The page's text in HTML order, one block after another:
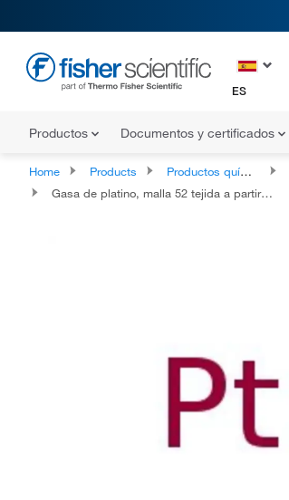
ES
Productos Documentos y certificados
Home Products Productos químicos
Gasa de platino, malla 52 tejida a partir de alambre de 0,1 mm de diámetro, 99,9 % (base metálica), Thermo Scientific Chemicals